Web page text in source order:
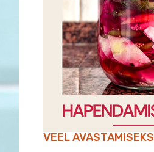
VEEL AVASTAMISEKS